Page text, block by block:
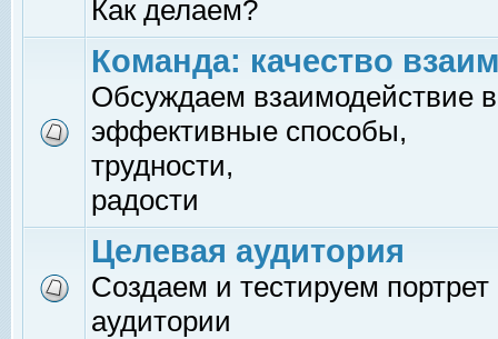
Как делаем?
Команда: качество
Обсуждаем взаимодействие
эффективные способы,
трудности,
радости
Целевая аудитория
Создаем и тестируем
аудитории